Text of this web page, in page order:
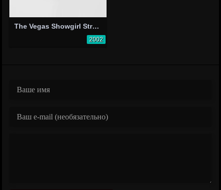
The Vegas Showgirl Strangler
2002